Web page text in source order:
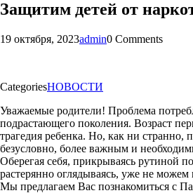
Защитим детей от
19 октября, 2023admin0 Comments
CategoriesНОВОСТИ
Уважаемые родители! Проблема
подрастающего поколения. Возраст
трагедия ребенка. Но, как ни странно,
безусловно, более важным и
Оберегая себя, прикрываясь рутиной
растерянно оглядываясь, уже не
Мы предлагаем Вас познакомиться с